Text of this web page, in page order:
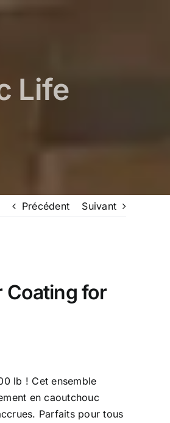
Life
Précédent Suivant
Coating for
lb ! Cet ensemble
en caoutchouc
Parfaits pour tous